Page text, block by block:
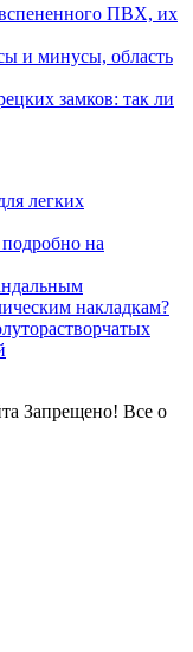
ПВХ, их
и минусы, область
замков: так ли
легких
на
накладкам?
Запрещено! Все о